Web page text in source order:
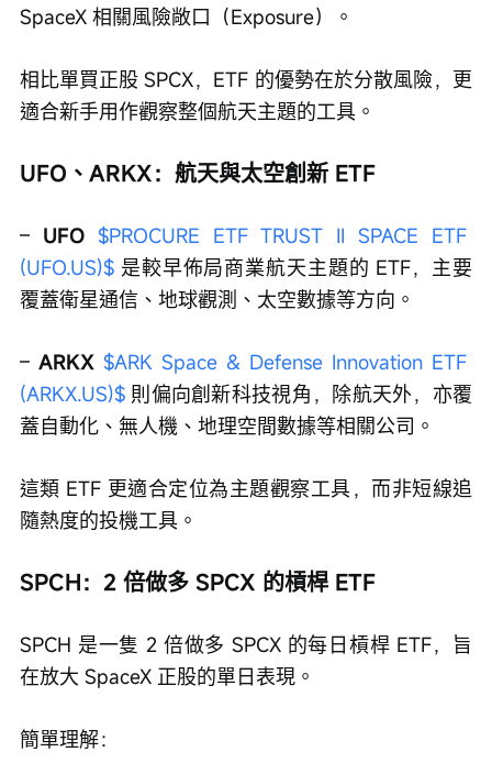
SpaceX 相關風險敞口（Exposure）。
相比單買正股 SPCX，ETF 的優勢在於分散風險，更
適合新手用作觀察整個航天主題的工具。
UFO、ARKX：航天與太空創新 ETF
– UFO $PROCURE ETF TRUST II SPACE ETF
(UFO.US)$ 是較早佈局商業航天主題的 ETF，主要
覆蓋衛星通信、地球觀測、太空數據等方向。
– ARKX $ARK Space & Defense Innovation ETF
(ARKX.US)$ 則偏向創新科技視角，除航天外，亦覆
蓋自動化、無人機、地理空間數據等相關公司。
這類 ETF 更適合定位為主題觀察工具，而非短線追
隨熱度的投機工具。
SPCH：2 倍做多 SPCX 的槓桿 ETF
SPCH 是一隻 2 倍做多 SPCX 的每日槓桿 ETF，旨
在放大 SpaceX 正股的單日表現。
簡單理解：